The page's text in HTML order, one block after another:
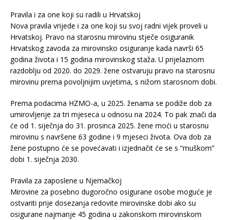
Pravila i za one koji su radili u Hrvatskoj
Nova pravila vrijede i za one koji su svoj radni vijek proveli u
Hrvatskoj. Pravo na starosnu mirovinu stječe osiguranik
Hrvatskog zavoda za mirovinsko osiguranje kada navrši 65
godina života i 15 godina mirovinskog staža. U prijelaznom
razdoblju od 2020. do 2029. žene ostvaruju pravo na starosnu
mirovinu prema povoljnijim uvjetima, s nižom starosnom dobi.
Prema podacima HZMO-a, u 2025. ženama se podiže dob za
umirovljenje za tri mjeseca u odnosu na 2024. To pak znači da
će od 1. siječnja do 31. prosinca 2025. žene moći u starosnu
mirovinu s navršene 63 godine i 9 mjeseci života. Ova dob za
žene postupno će se povećavati i izjednačit će se s “muškom”
dobi 1. siječnja 2030.
Pravila za zaposlene u Njemačkoj
Mirovine za posebno dugoročno osigurane osobe moguće je
ostvariti prije dosezanja redovite mirovinske dobi ako su
osigurane najmanje 45 godina u zakonskom mirovinskom